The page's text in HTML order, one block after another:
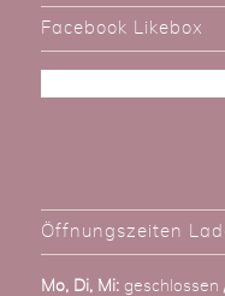
Facebook Likebox
Öffnungszeiten
Mo, Di, Mi:geschlossen